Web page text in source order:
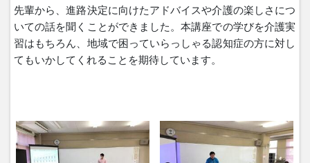
先輩から、進路決定に向けたアドバイスや介護の楽しさにつ
いての話を聞くことができました。本講座での学びを介護実
習はもちろん、地域で困っていらっしゃる認知症の方に対し
てもいかしてくれることを期待しています。